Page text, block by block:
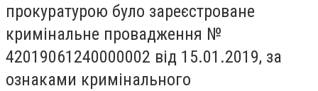
прокуратурою було зареєстроване
кримінальне провадження №
42019061240000002 від 15.01.2019, за
ознаками кримінального